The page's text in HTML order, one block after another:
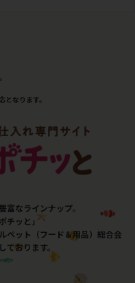
なります。
なラインナップ。
チッと」
ペット（フード＆用品）総合会
おります。